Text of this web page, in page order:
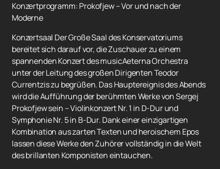
Konzertprogramm: Prokofjew – Vor und nach der
Moderne
Konzertsaal Der Große Saal des Konservatoriums
bereitet sich darauf vor, die Zuschauer zu einem
spannenden Konzert des musicAeterna Orchestra
unter der Leitung des großen Dirigenten Teodor
Currentzis zu begrüßen. Das Hauptereignis des Abends
wird die Aufführung der berühmten Werke von Sergej
Prokofjew sein – Violinkonzert Nr. 1 in D-Dur und
Symphonie Nr. 5 in B-Dur. Dank einer einzigartigen
Kombination aus zarten Texten und heroischem Epos
lassen diese Werke den Zuhörer vollständig in die Welt
des brillanten Komponisten eintauchen.